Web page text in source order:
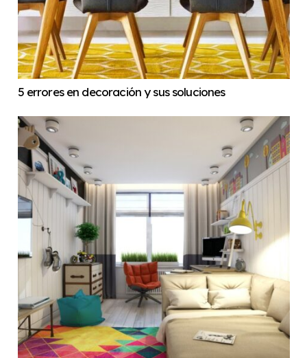
5 errores en decoración y sus soluciones